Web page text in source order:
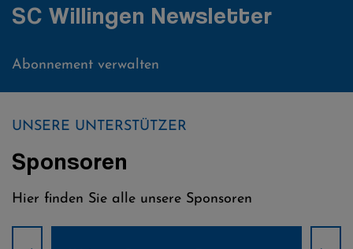
SC Willingen Newsletter
Abonnement verwalten
UNSERE UNTERSTÜTZER
Sponsoren
Hier finden Sie alle unsere Sponsoren